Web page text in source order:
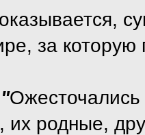
оказывается,
за
Ожесточались
ихродные,